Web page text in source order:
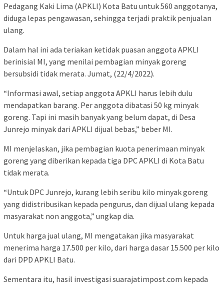
Pedagang Kaki Lima (APKLI) Kota Batu untuk 560 anggotanya,
diduga lepas pengawasan, sehingga terjadi praktik penjualan
ulang.
Dalam hal ini ada teriakan ketidak puasan anggota APKLI
berinisial MI, yang menilai pembagian minyak goreng
bersubsidi tidak merata. Jumat, (22/4/2022).
“Informasi awal, setiap anggota APKLI harus lebih dulu
mendapatkan barang. Per anggota dibatasi 50 kg minyak
goreng. Tapi ini masih banyak yang belum dapat, di Desa
Junrejo minyak dari APKLI dijual bebas,” beber MI.
MI menjelaskan, jika pembagian kuota penerimaan minyak
goreng yang diberikan kepada tiga DPC APKLI di Kota Batu
tidak merata.
“Untuk DPC Junrejo, kurang lebih seribu kilo minyak goreng
yang didistribusikan kepada pengurus, dan dijual ulang kepada
masyarakat non anggota,” ungkap dia.
Untuk harga jual ulang, MI mengatakan jika masyarakat
menerima harga 17.500 per kilo, dari harga dasar 15.500 per kilo
dari DPD APKLI Batu.
Sementara itu, hasil investigasi suarajatimpost.com kepada